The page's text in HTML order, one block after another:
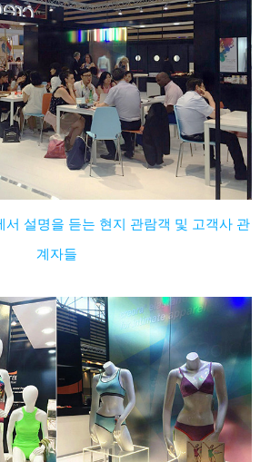
서 설명을 듣는 현지 관람객 및 고객사 관
계자들